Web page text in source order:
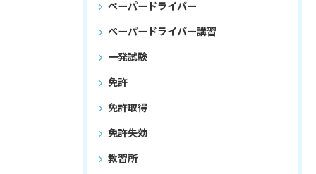
ペーパードライバー
ペーパードライバー講習
一発試験
免許
免許取得
免許失効
教習所